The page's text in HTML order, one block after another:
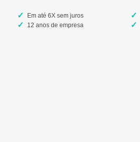
Em até 6X sem juros
12 anos de empresa